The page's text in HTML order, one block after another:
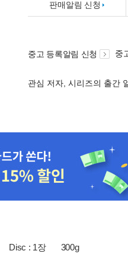
판매알림 신청
중고 등록알림 신청 중
관심 저자, 시리즈의 출간
Disc : 1장 300g